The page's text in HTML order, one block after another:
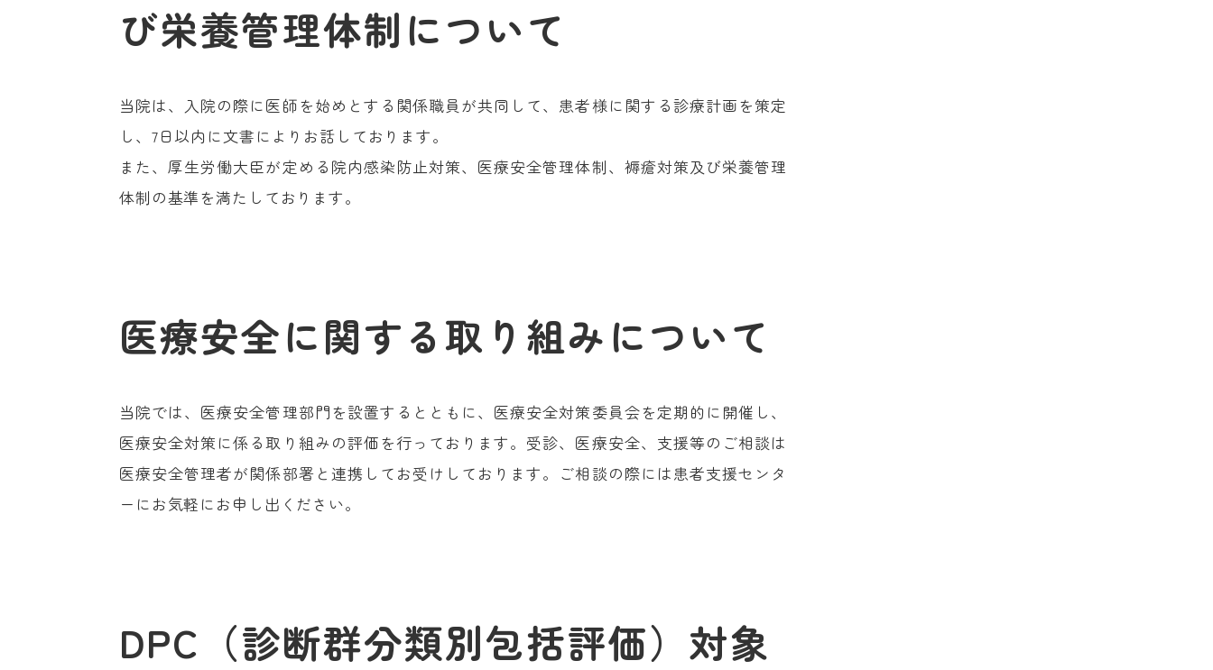
び栄養管理体制について
当院は、入院の際に医師を始めとする関係職員が共同して、患者様に関する診療計画を策定
し、7日以内に文書によりお話しております。
また、厚生労働大臣が定める院内感染防止対策、医療安全管理体制、褥瘡対策及び栄養管理
体制の基準を満たしております。
医療安全に関する取り組みについて
当院では、医療安全管理部門を設置するとともに、医療安全対策委員会を定期的に開催し、
医療安全対策に係る取り組みの評価を行っております。受診、医療安全、支援等のご相談は
医療安全管理者が関係部署と連携してお受けしております。ご相談の際には患者支援センタ
ーにお気軽にお申し出ください。
DPC（診断群分類別包括評価）対象